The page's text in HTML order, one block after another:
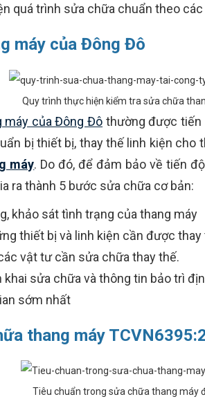
quá trình sửa chữa chuẩn theo
máy của Đông Đô
Quy trình thực hiện kiểm tra sửa chữa
máy của Đông Đô thường được tiến
bị thiết bị, thay thế linh kiện
máy. Do đó, để đảm bảo về tiến
ra thành 5 bước sửa chữa cơ bản:
khảo sát tình trạng của thang máy
thiết bị và linh kiện cần được thay
vật tư cần sửa chữa thay thế.
sửa chữa và thông tin bảo trì
sớm nhất
thang máy
Tiêu chuẩn trong sửa chữa thang máy